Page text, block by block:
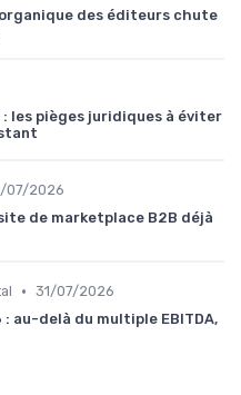
des éditeurs chute
les pièges juridiques à éviter
07/2026
de marketplace B2B déjà
• 31/07/2026
au-delà du multiple EBITDA,